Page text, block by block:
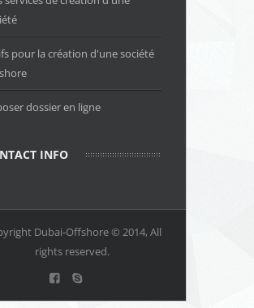
pour la création d'une société
dossier en ligne
INFO
Dubai-Offshore © 2014, All
rights reserved.